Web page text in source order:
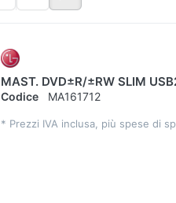
MAST. DVD±R/±RW SLIM
Codice MA161712
* Prezzi IVA inclusa, più spese di